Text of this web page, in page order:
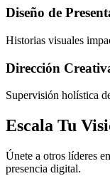
Diseño de
Historias visuales
Dirección
Supervisión holística
Escala Tu
Únete a otros líderes
presencia digital.